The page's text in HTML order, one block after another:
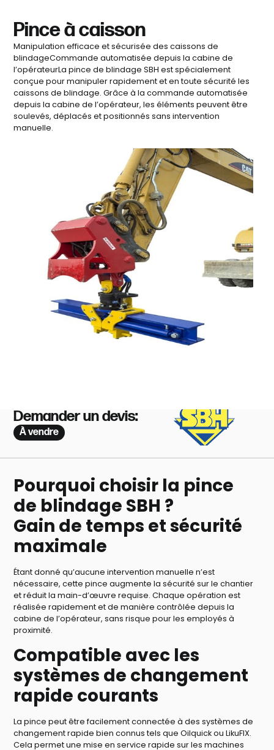
Pince à caisson
Manipulation efficace et sécurisée des caissons de
blindageCommande automatisée depuis la cabine de
l’opérateurLa pince de blindage SBH est spécialement
conçue pour manipuler rapidement et en toute sécurité les
caissons de blindage. Grâce à la commande automatisée
depuis la cabine de l’opérateur, les éléments peuvent être
soulevés, déplacés et positionnés sans intervention
manuelle.
Demander un devis:
À vendre
Pourquoi choisir la pince
de blindage SBH ?
Gain de temps et sécurité
maximale
Étant donné qu’aucune intervention manuelle n’est
nécessaire, cette pince augmente la sécurité sur le chantier
et réduit la main-d’œuvre requise. Chaque opération est
réalisée rapidement et de manière contrôlée depuis la
cabine de l’opérateur, sans risque pour les employés à
proximité.
Compatible avec les
systèmes de changement
rapide courants
La pince peut être facilement connectée à des systèmes de
changement rapide bien connus tels que Oilquick ou LikuFIX.
Cela permet une mise en service rapide sur les machines